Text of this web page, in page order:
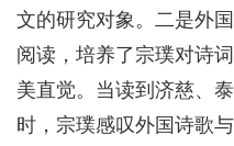
文的研究对象。二是外
阅读，培养了宗璞对诗
美直觉。当读到济慈、
时，宗璞感叹外国诗歌